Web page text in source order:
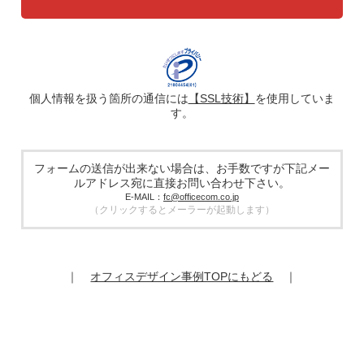
広告配信の効率化、マーケティング活動などのために、氏
を、ハッシュ化などの適切なセキュリティ対策を施した上
で、広告配信サービス提供事業者に提供する場合がありま
す。提供した個人情報は、広告配信サービス提供事業者のプ
ライバシーポリシーに基づき取り扱われます。
5. 個人情報の取り扱い業務の委託
場合があります。その際、弊社は、個人情報を適切に保護で
きる管理体制を敷き実行していることを条件として委託先を
厳選したうえで、機密保持契約を委託先と締結し、お客様の
個人情報を厳密に管理させます。
提供記録の開示を請求することができます。
個人情報を扱う箇所の通信には 【SSL技術】 を使用していま
す。
フォームの送信が出来ない場合は、お手数ですが下記メー
ルアドレス宛に直接お問い合わせ下さい。
E-MAIL： fc@officecom.co.jp
（クリックするとメーラーが起動します）
｜ オフィスデザイン事例TOPにもどる ｜